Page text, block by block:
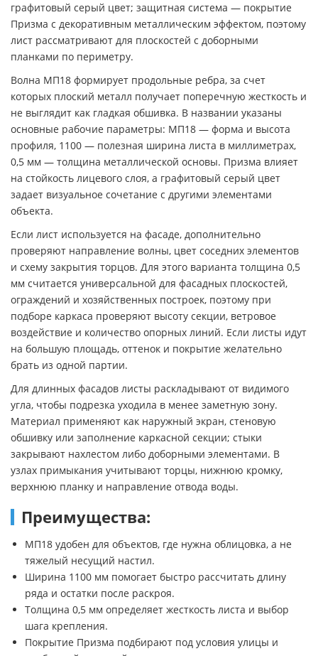
графитовый серый цвет; защитная система — покрытие
Призма с декоративным металлическим эффектом, поэтому
лист рассматривают для плоскостей с доборными
планками по периметру.
Волна МП18 формирует продольные ребра, за счет
которых плоский металл получает поперечную жесткость и
не выглядит как гладкая обшивка. В названии указаны
основные рабочие параметры: МП18 — форма и высота
профиля, 1100 — полезная ширина листа в миллиметрах,
0,5 мм — толщина металлической основы. Призма влияет
на стойкость лицевого слоя, а графитовый серый цвет
задает визуальное сочетание с другими элементами
объекта.
Если лист используется на фасаде, дополнительно
проверяют направление волны, цвет соседних элементов
и схему закрытия торцов. Для этого варианта толщина 0,5
мм считается универсальной для фасадных плоскостей,
ограждений и хозяйственных построек, поэтому при
подборе каркаса проверяют высоту секции, ветровое
воздействие и количество опорных линий. Если листы идут
на большую площадь, оттенок и покрытие желательно
брать из одной партии.
Для длинных фасадов листы раскладывают от видимого
угла, чтобы подрезка уходила в менее заметную зону.
Материал применяют как наружный экран, стеновую
обшивку или заполнение каркасной секции; стыки
закрывают нахлестом либо доборными элементами. В
узлах примыкания учитывают торцы, нижнюю кромку,
верхнюю планку и направление отвода воды.
Преимущества:
МП18 удобен для объектов, где нужна облицовка, а не
тяжелый несущий настил.
Ширина 1100 мм помогает быстро рассчитать длину
ряда и остатки после раскроя.
Толщина 0,5 мм определяет жесткость листа и выбор
шага крепления.
Покрытие Призма подбирают под условия улицы и